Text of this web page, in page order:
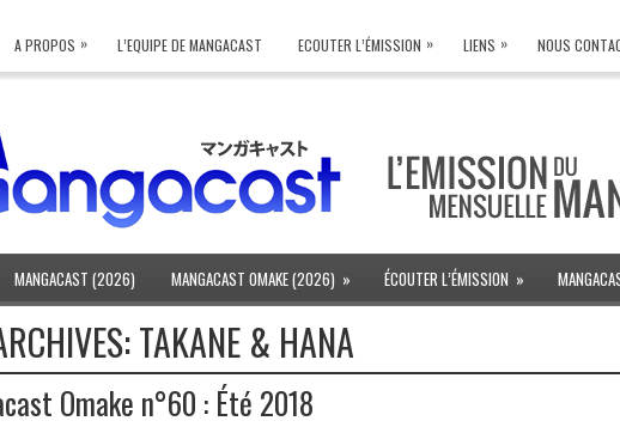
A PROPOS » L’EQUIPE DE MANGACAST ECOUTER L’ÉMISSION » LIENS » NOUS
MANGACAST (2026) MANGACAST OMAKE (2026) » ÉCOUTER L’ÉMISSION »
TAKANE & HANA
Omake n°60 : Été 2018